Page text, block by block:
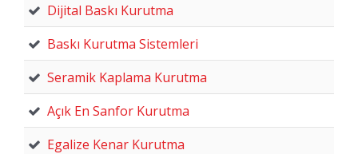
Dijital Baskı Kurutma
Baskı Kurutma Sistemleri
Seramik Kaplama Kurutma
Açık En Sanfor Kurutma
Egalize Kenar Kurutma